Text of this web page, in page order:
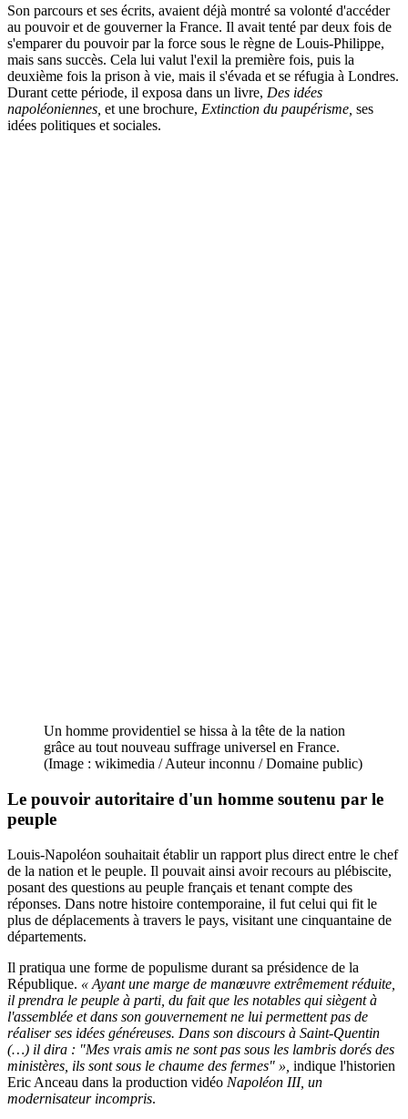
Son parcours et ses écrits, avaient déjà montré sa volonté d'accéder
au pouvoir et de gouverner la France. Il avait tenté par deux fois de
s'emparer du pouvoir par la force sous le règne de Louis-Philippe,
mais sans succès. Cela lui valut l'exil la première fois, puis la
deuxième fois la prison à vie, mais il s'évada et se réfugia à Londres.
Durant cette période, il exposa dans un livre, Des idées
napoléoniennes, et une brochure, Extinction du paupérisme, ses
idées politiques et sociales.
Un homme providentiel se hissa à la tête de la nation
grâce au tout nouveau suffrage universel en France.
(Image : wikimedia / Auteur inconnu / Domaine public)
Le pouvoir autoritaire d'un homme soutenu par le
peuple
Louis-Napoléon souhaitait établir un rapport plus direct entre le chef
de la nation et le peuple. Il pouvait ainsi avoir recours au plébiscite,
posant des questions au peuple français et tenant compte des
réponses. Dans notre histoire contemporaine, il fut celui qui fit le
plus de déplacements à travers le pays, visitant une cinquantaine de
départements.
Il pratiqua une forme de populisme durant sa présidence de la
République. « Ayant une marge de manœuvre extrêmement réduite,
il prendra le peuple à parti, du fait que les notables qui siègent à
l'assemblée et dans son gouvernement ne lui permettent pas de
réaliser ses idées généreuses. Dans son discours à Saint-Quentin
(…) il dira : "Mes vrais amis ne sont pas sous les lambris dorés des
ministères, ils sont sous le chaume des fermes" », indique l'historien
Eric Anceau dans la production vidéo Napoléon III, un
modernisateur incompris.